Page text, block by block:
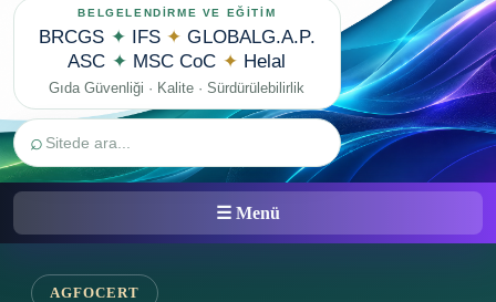
BELGELENDİRME VE EĞİTİM
BRCGS ✦ IFS ✦ GLOBALG.A.P.
ASC ✦ MSC CoC ✦ Helal
Gıda Güvenliği · Kalite · Sürdürülebilirlik
⌕
☰ Menü
AGFOCERT